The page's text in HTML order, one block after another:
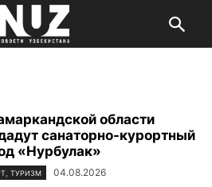
области
санаторно-курортный
«Нурбулак»
ТУРИЗМ 04.08.2026